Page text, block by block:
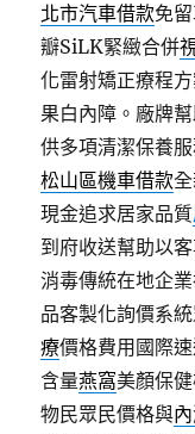
北市汽車借款免
瓣SiLK緊緻合併
化雷射矯正療程
果白內障。廠牌
供多項清潔保養
松山區機車借款
現金追求居家品質
到府收送幫助以
消毒傳統在地企
品客製化詢價系
療價格費用國際
含量燕窩美顏保
物民眾民價格與